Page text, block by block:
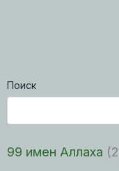
Поиск
99 имен Аллаха